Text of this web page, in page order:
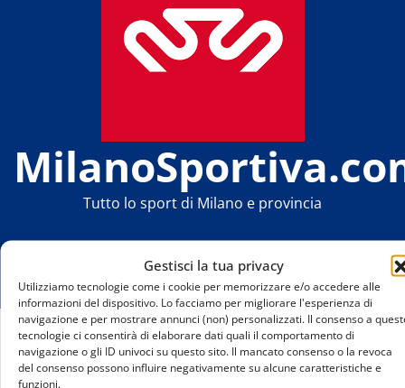
Gestisci la tua privacy
Utilizziamo tecnologie come i cookie per memorizzare e/o accedere alle
informazioni del dispositivo. Lo facciamo per migliorare l'esperienza di
navigazione e per mostrare annunci (non) personalizzati. Il consenso a
tecnologie ci consentirà di elaborare dati quali il comportamento di
navigazione o gli ID univoci su questo sito. Il mancato consenso o la revoca
del consenso possono influire negativamente su alcune caratteristiche e
funzioni.
Tutto lo sport di Milano e provincia
Home
Milano capitale dell’eSports: tornei, arene e